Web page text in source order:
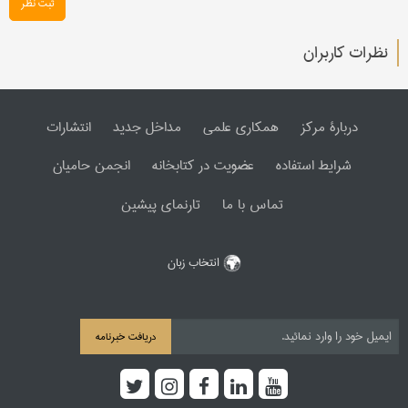
نظرات کاربران
دربارۀ مرکز همکاری علمی مداخل جدید
انتشارات
شرایط استفاده
عضویت در کتابخانه
انجمن حامیان
تماس با ما
تارنمای پیشین
انتخاب زبان
دریافت خبرنامه